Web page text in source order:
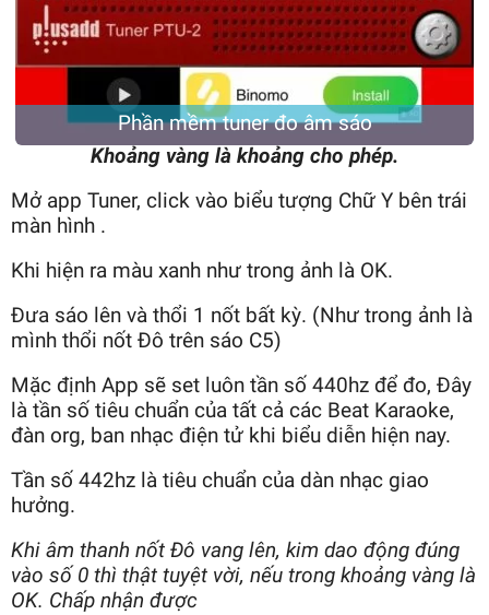
Phần mềm tuner đo âm sáo
Khoảng vàng là khoảng cho phép.
Mở app Tuner, click vào biểu tượng Chữ Y bên trái
màn hình .
Khi hiện ra màu xanh như trong ảnh là OK.
Đưa sáo lên và thổi 1 nốt bất kỳ. (Như trong ảnh là
mình thổi nốt Đô trên sáo C5)
Mặc định App sẽ set luôn tần số 440hz để đo, Đây
là tần số tiêu chuẩn của tất cả các Beat Karaoke,
đàn org, ban nhạc điện tử khi biểu diễn hiện nay.
Tần số 442hz là tiêu chuẩn của dàn nhạc giao
hưởng.
Khi âm thanh nốt Đô vang lên, kim dao động đúng
vào số 0 thì thật tuyệt vời, nếu trong khoảng vàng là
OK. Chấp nhận được